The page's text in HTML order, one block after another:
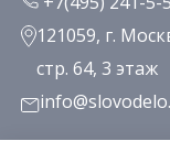
121059, г.
стр. 64, 3 этаж